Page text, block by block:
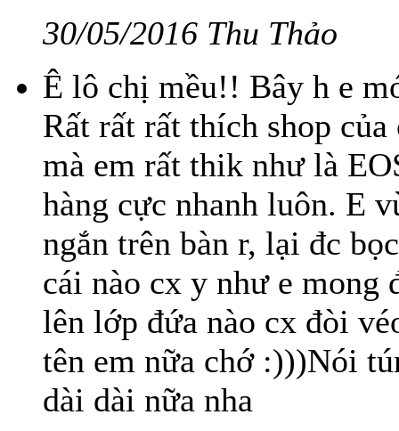
30/05/2016 Thu Thảo
Ê lô chị mều!! Bây h e
Rất rất rất thích shop
mà em rất thik như là
hàng cực nhanh luôn. E
ngắn trên bàn r, lại đc
cái nào cx y như e mong
lên lớp đứa nào cx đòi
tên em nữa chớ :)))Nói
dài dài nữa nha